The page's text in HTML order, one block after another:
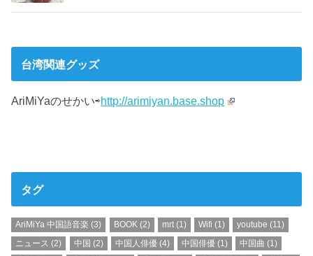
台湾関連グッズ
AriMiYaのせかい⇨http://arimiyan.base.shop
タグ
AriMiYa 中国語音楽 (3) BOOK(2) mrt(1) Wifi (1) youtube (11)
ニュース (2) 中国 (2) 中国人俳優(4) 中国俳優 (1) 中国曲 (1)